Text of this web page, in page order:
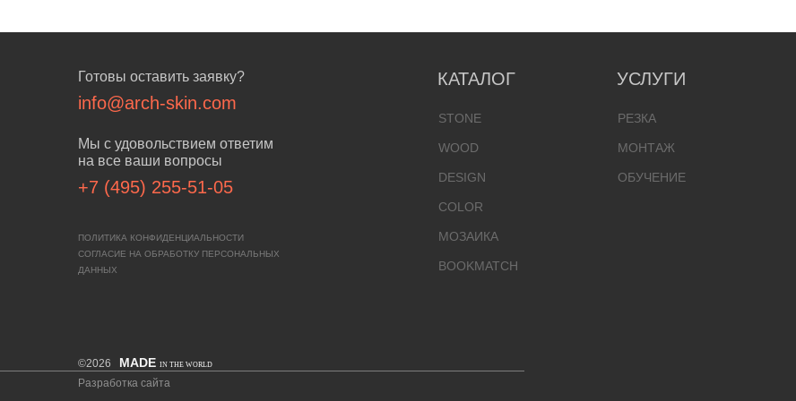
Готовы оставить заявку?
info@arch-skin.com
Мы с удовольствием ответим
на все ваши вопросы
+7 (495) 255-51-05
ПОЛИТИКА КОНФИДЕНЦИАЛЬНОСТИ
СОГЛАСИЕ НА ОБРАБОТКУ ПЕРСОНАЛЬНЫХ
ДАННЫХ
КАТАЛОГ
STONE
WOOD
DESIGN
COLOR
МОЗАИКА
BOOKMATCH
УСЛУГИ
РЕЗКА
МОНТАЖ
ОБУЧЕНИЕ
©2026 MADE IN THE WORLD
Разработка сайта